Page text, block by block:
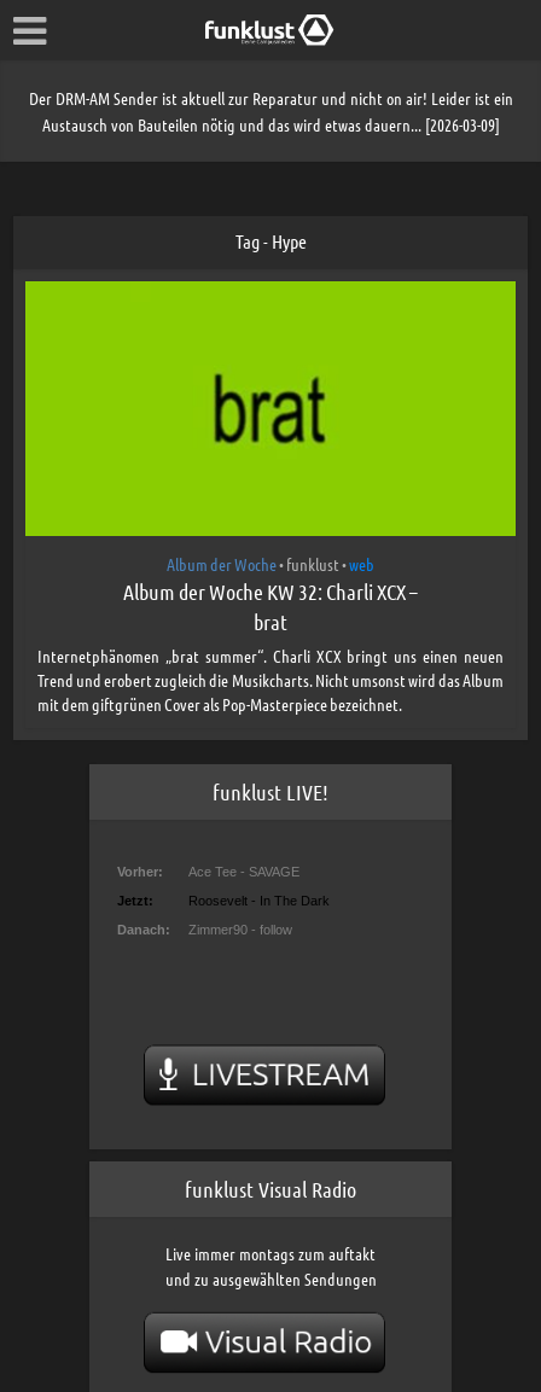
Der DRM-AM Sender ist aktuell zur Reparatur und nicht on air! Leider ist ein
Austausch von Bauteilen nötig und das wird etwas dauern... [2026-03-09]
Tag - Hype
Album der Woche•funklust•web
Album der Woche KW 32: Charli XCX –
brat
Internetphänomen „brat summer“. Charli XCX bringt uns einen neuen
Trend und erobert zugleich die Musikcharts. Nicht umsonst wird das Album
mit dem giftgrünen Cover als Pop-Masterpiece bezeichnet.
funklust LIVE!
funklust Visual Radio
Live immer montags zum auftakt
und zu ausgewählten Sendungen